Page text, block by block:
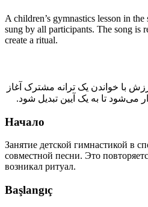
A children’s gymnastics lesson in
sung by all participants. The song is
create a ritual.
با خواندن یک ترانه مشترک آغاز
می‌شود تا به یک آیین تبدیل شود.
Начало
Занятие детской гимнастикой в
совместной песни. Это
возникал ритуал.
Başlangıç